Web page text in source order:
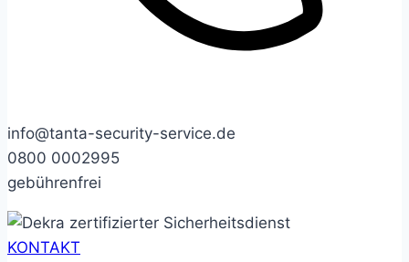
info@tanta-security-service.de
0800 0002995
gebührenfrei
KONTAKT